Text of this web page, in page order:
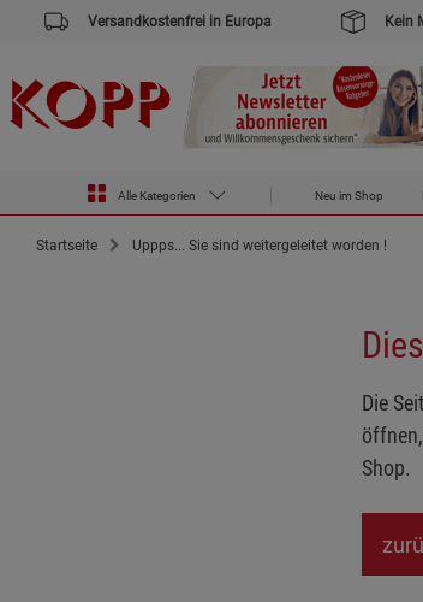
Versandkostenfrei in Europa Kein
Alle Kategorien Neu im Shop
Startseite Uppps... Sie sind weitergeleitet worden !
Die
Shop.